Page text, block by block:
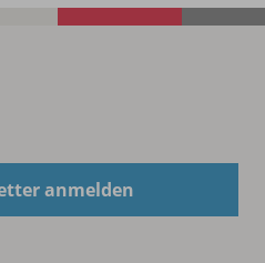
anmelden